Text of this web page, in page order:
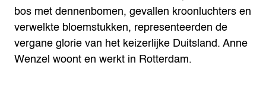
bos met dennenbomen, gevallen kroonluchters en
verwelkte bloemstukken, representeerden de
vergane glorie van het keizerlijke Duitsland. Anne
Wenzel woont en werkt in Rotterdam.